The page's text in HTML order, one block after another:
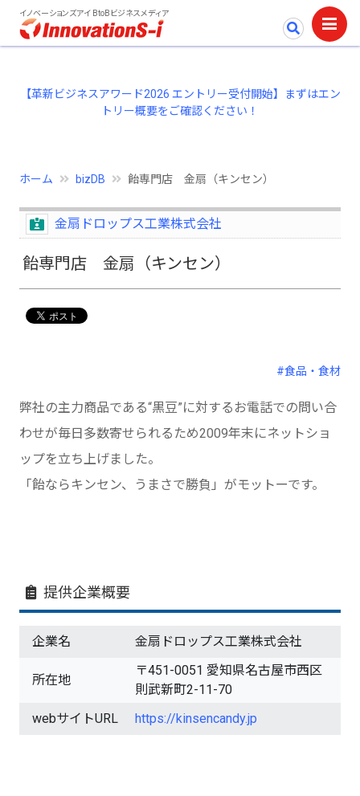
イノベーションズアイ BtoBビジネスメディア
【革新ビジネスアワード2026 エントリー受付開始】まずはエン
トリー概要をご確認ください！
ホーム bizDB 飴専門店 金扇（キンセン）
金扇ドロップス工業株式会社
飴専門店 金扇（キンセン）
#食品・食材
弊社の主力商品である“黒豆”に対するお電話での問い合
わせが毎日多数寄せられるため2009年末にネットショ
ップを立ち上げました。
「飴ならキンセン、うまさで勝負」がモットーです。
提供企業概要
企業名 金扇ドロップス工業株式会社
所在地
〒451-0051 愛知県名古屋市西区
則武新町2-11-70
webサイトURL
https://kinsencandy.jp